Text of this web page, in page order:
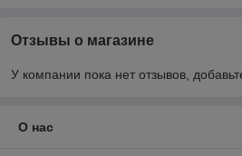
Отзывы о магазине
У компании пока нет отзывов,
О нас